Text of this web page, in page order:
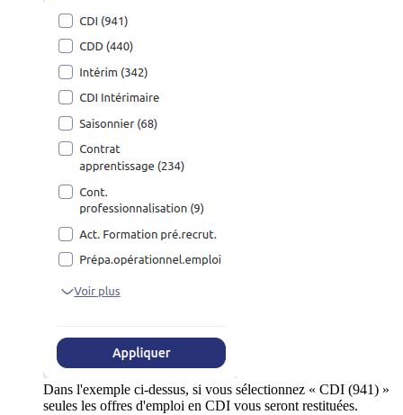
Dans l'exemple ci-dessus, si vous sélectionnez « CDI (941) »
seules les offres d'emploi en CDI vous seront restituées.